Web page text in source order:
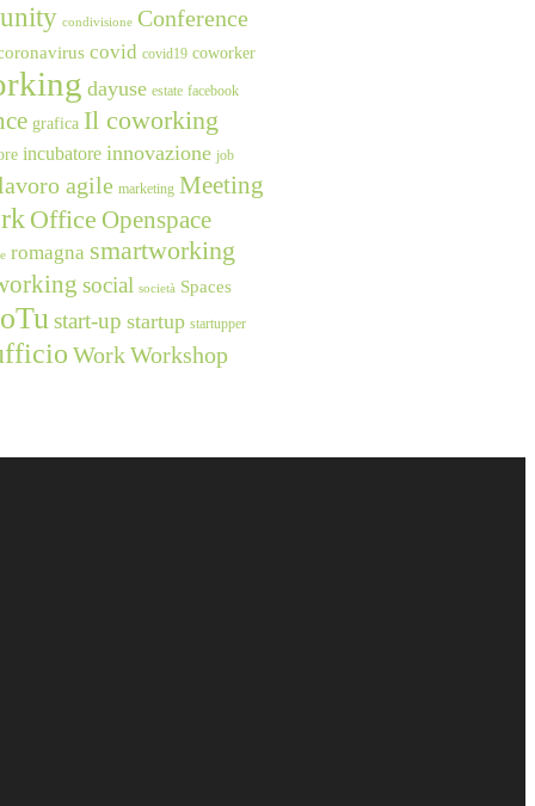
condivisione Conference
covid covid19 coworker
dayuse estate facebook
grafica Il coworking
incubatore innovazione job
agile marketing Meeting
Office Openspace
romagna smartworking
social società Spaces
start-up startup startupper
WorkWorkshop